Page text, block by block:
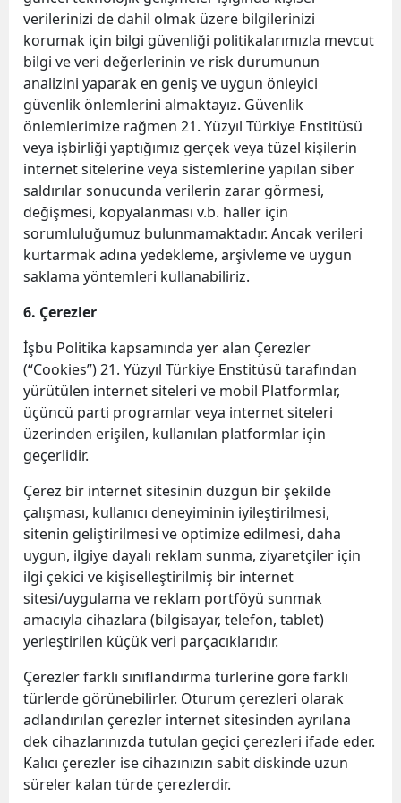
verilerinizi de dahil olmak üzere bilgilerinizi
korumak için bilgi güvenliği politikalarımızla mevcut
bilgi ve veri değerlerinin ve risk durumunun
analizini yaparak en geniş ve uygun önleyici
güvenlik önlemlerini almaktayız. Güvenlik
önlemlerimize rağmen 21. Yüzyıl Türkiye Enstitüsü
veya işbirliği yaptığımız gerçek veya tüzel kişilerin
internet sitelerine veya sistemlerine yapılan siber
saldırılar sonucunda verilerin zarar görmesi,
değişmesi, kopyalanması v.b. haller için
sorumluluğumuz bulunmamaktadır. Ancak verileri
kurtarmak adına yedekleme, arşivleme ve uygun
saklama yöntemleri kullanabiliriz.
6. Çerezler
İşbu Politika kapsamında yer alan Çerezler
(“Cookies”) 21. Yüzyıl Türkiye Enstitüsü tarafından
yürütülen internet siteleri ve mobil Platformlar,
üçüncü parti programlar veya internet siteleri
üzerinden erişilen, kullanılan platformlar için
geçerlidir.
Çerez bir internet sitesinin düzgün bir şekilde
çalışması, kullanıcı deneyiminin iyileştirilmesi,
sitenin geliştirilmesi ve optimize edilmesi, daha
uygun, ilgiye dayalı reklam sunma, ziyaretçiler için
ilgi çekici ve kişiselleştirilmiş bir internet
sitesi/uygulama ve reklam portföyü sunmak
amacıyla cihazlara (bilgisayar, telefon, tablet)
yerleştirilen küçük veri parçacıklarıdır.
Çerezler farklı sınıflandırma türlerine göre farklı
türlerde görünebilirler. Oturum çerezleri olarak
adlandırılan çerezler internet sitesinden ayrılana
dek cihazlarınızda tutulan geçici çerezleri ifade eder.
Kalıcı çerezler ise cihazınızın sabit diskinde uzun
süreler kalan türde çerezlerdir.